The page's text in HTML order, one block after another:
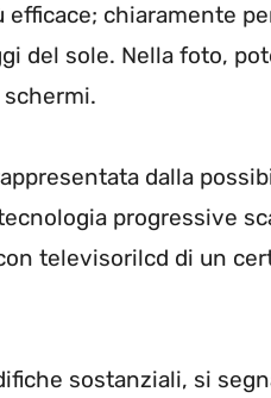
chiaramente
del sole. Nella foto,
schermi.
dalla
progressive
televisorilcd di un
sostanziali, si